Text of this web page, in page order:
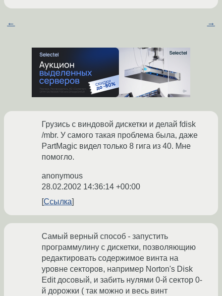
← →
Грузись с виндовой дискетки и делай fdisk
/mbr. У самого такая проблема была, даже
PartMagic видел только 8 гига из 40. Мне
помогло.
anonymous
28.02.2002 14:36:14 +00:00
Ссылка
Самый верный способ - запустить
программулину с дискетки, позволяющию
редактировать содержимое винта на
уровне секторов, например Norton's Disk
Edit досовый, и забить нулями 0-й сектор 0-
й дорожки ( так можно и весь винт